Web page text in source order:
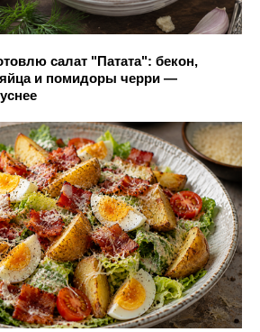
салат "Патата": бекон,
и помидоры черри —